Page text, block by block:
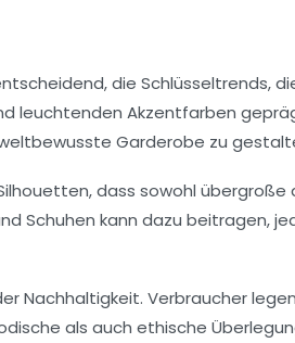
die Schlüsseltrends,
leuchtenden Akzentfarben
Garderobe zu
, dass sowohl übergroße
Schuhen kann dazu beitragen,
Nachhaltigkeit. Verbraucher
als auch ethische